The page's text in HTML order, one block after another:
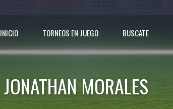
INICIO TORNEOS EN JUEGO BUSCATE
JONATHAN MORALES